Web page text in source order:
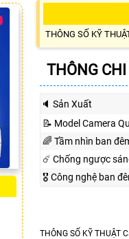
THÔNG SỐ KỸ
THÔNG
🔈 Sản Xuất
📝 Model Camera
🌈 Tầm nhìn ban
☄️ Chống ngược
🎖️ Công nghệ ban
THÔNG SỐ KỸ THUẬT